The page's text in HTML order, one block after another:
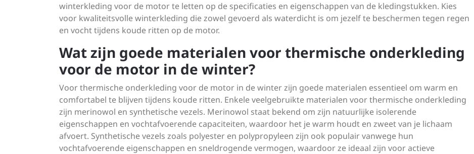
winterkleding voor de motor te letten op de specificaties en eigenschappen van de kledingstukken. Kies
voor kwaliteitsvolle winterkleding die zowel gevoerd als waterdicht is om jezelf te beschermen tegen regen
en vocht tijdens koude ritten op de motor.
Wat zijn goede materialen voor thermische onderkleding
voor de motor in de winter?
Voor thermische onderkleding voor de motor in de winter zijn goede materialen essentieel om warm en
comfortabel te blijven tijdens koude ritten. Enkele veelgebruikte materialen voor thermische onderkleding
zijn merinowol en synthetische vezels. Merinowol staat bekend om zijn natuurlijke isolerende
eigenschappen en vochtafvoerende capaciteiten, waardoor het je warm houdt en zweet van je lichaam
afvoert. Synthetische vezels zoals polyester en polypropyleen zijn ook populair vanwege hun
vochtafvoerende eigenschappen en sneldrogende vermogen, waardoor ze ideaal zijn voor actieve